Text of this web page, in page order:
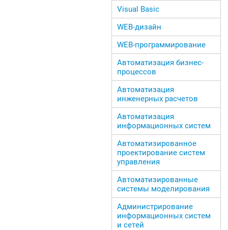
Visual Basic
WEB-дизайн
WEB-программирование
Автоматизация бизнес-
процессов
Автоматизация
инженерных расчетов
Автоматизация
информационных систем
Автоматизированное
проектирование систем
управления
Автоматизированные
системы моделирования
Администрирование
информационных систем
и сетей